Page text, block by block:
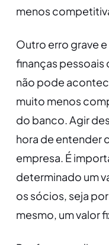
menos
Outro erro grave
finanças pessoais
não pode
muito menos
do banco. Agir
hora de entender
empresa. É
determinado um
os sócios, seja
mesmo, um valor